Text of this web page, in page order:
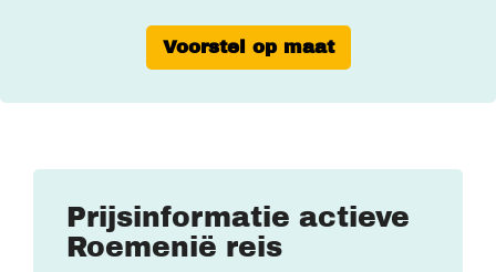
Voorstel op maat
Prijsinformatie actieve
Roemenië reis